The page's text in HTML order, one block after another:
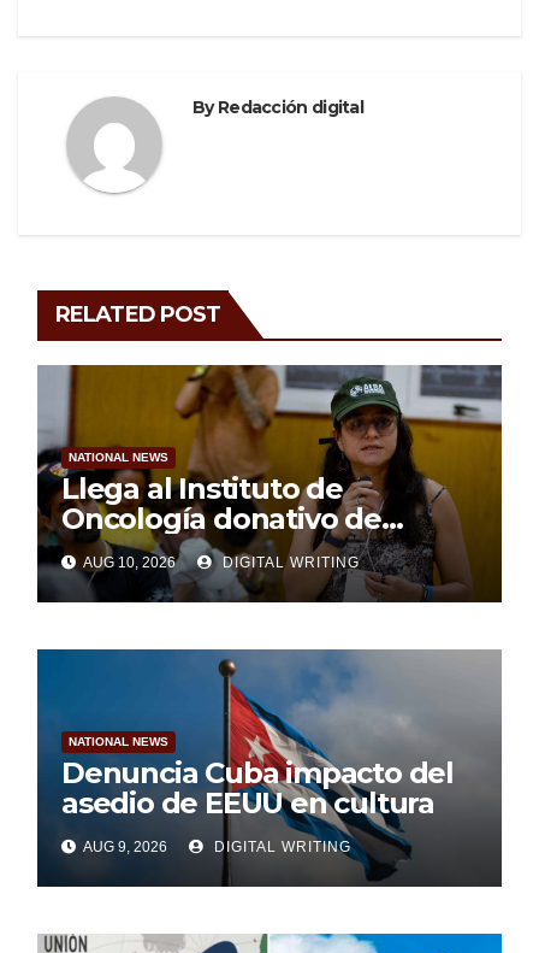
ByRedacción digital
RELATED POST
NATIONAL NEWS
Llega al Instituto de
Oncología donativo de
insumos médicos
AUG 10, 2026 DIGITAL WRITING
NATIONAL NEWS
Denuncia Cuba impacto del
asedio de EEUU en cultura
AUG 9, 2026 DIGITAL WRITING